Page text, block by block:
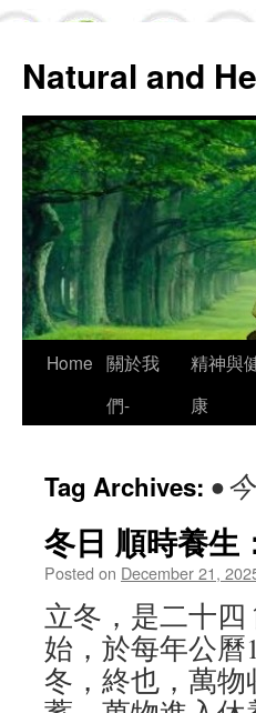
Natural and
Skip
Home 關於我
們-
精神與
康
Tag Archives: •
冬日 順時養生
Posted on December 21,
立冬，是二十
始，於每年公
冬，終也，萬